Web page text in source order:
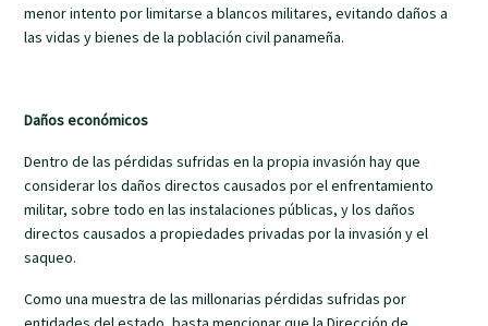
menor intento por limitarse a blancos militares, evitando daños a
las vidas y bienes de la población civil panameña.
Daños económicos
Dentro de las pérdidas sufridas en la propia invasión hay que
considerar los daños directos causados por el enfrentamiento
militar, sobre todo en las instalaciones públicas, y los daños
directos causados a propiedades privadas por la invasión y el
saqueo.
Como una muestra de las millonarias pérdidas sufridas por